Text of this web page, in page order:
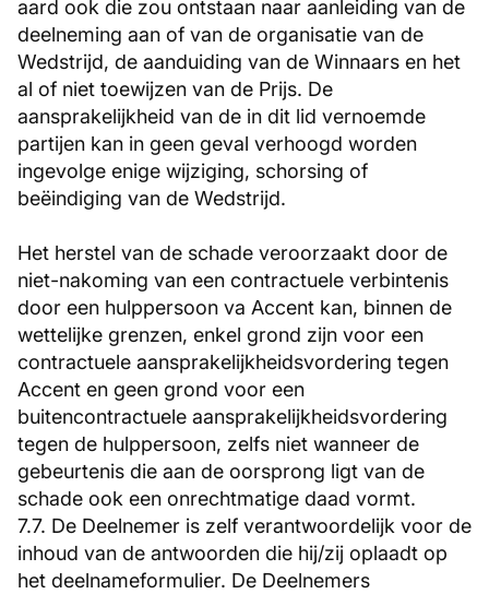
aard ook die zou ontstaan naar aanleiding van de
deelneming aan of van de organisatie van de
Wedstrijd, de aanduiding van de Winnaars en het
al of niet toewijzen van de Prijs. De
aansprakelijkheid van de in dit lid vernoemde
partijen kan in geen geval verhoogd worden
ingevolge enige wijziging, schorsing of
beëindiging van de Wedstrijd.
Het herstel van de schade veroorzaakt door de
niet-nakoming van een contractuele verbintenis
door een hulppersoon va Accent kan, binnen de
wettelijke grenzen, enkel grond zijn voor een
contractuele aansprakelijkheidsvordering tegen
Accent en geen grond voor een
buitencontractuele aansprakelijkheidsvordering
tegen de hulppersoon, zelfs niet wanneer de
gebeurtenis die aan de oorsprong ligt van de
schade ook een onrechtmatige daad vormt.
7.7. De Deelnemer is zelf verantwoordelijk voor de
inhoud van de antwoorden die hij/zij oplaadt op
het deelnameformulier. De Deelnemers